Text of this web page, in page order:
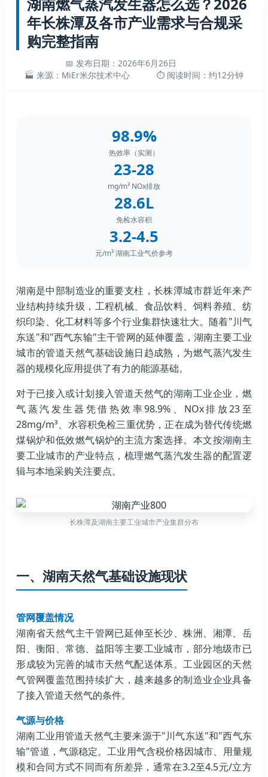
年长株潭及各市产业需求与合规采
购完整指南
📅 发布日期：2026年6月26日
🏭 来源：MiEr米尔技术中心
⏱️ 阅读时间：约12分钟
98.9%
热效率（实测）
23-28
mg/m³ NOx排放
28.6L
免检水容积
3.2-4.5
元/m³ 湖南工业气价参考
湖南是中部制造业的重要支柱，长株潭城市群近年来产
业结构持续升级，工程机械、食品饮料、饲料养殖、纺
织印染、化工材料等多个行业集群快速壮大。随着"川气
东送"和"西气东输"主干管网的延伸覆盖，湖南主要工业
城市的管道天然气基础设施日趋成熟，为燃气蒸汽发生
器的规模化应用提供了有力的能源基础。
对于已接入或计划接入管道天然气的湖南工业企业，燃
气蒸汽发生器凭借热效率98.9%、NOx排放23至
28mg/m³、水容积免检三重优势，正在成为替代传统燃
煤锅炉和低效燃气锅炉的主流方案选择。本文按湖南主
要工业城市的产业特点，梳理燃气蒸汽发生器的配置逻
辑与本地采购关注要点。
长株潭及湖南主要工业城市产业集群分布
一、湖南天然气基础设施现状
管网覆盖情况
湖南省天然气主干管网已延伸至长沙、株洲、湘潭、岳
阳、衡阳、常德、益阳等主要工业城市，部分地级市已
形成较为完善的城市天然气配送体系。工业园区的天然
气管网覆盖范围持续扩大，越来越多的制造业企业具备
了接入管道天然气的条件。
气源与价格
湖南工业用管道天然气主要来源于"川气东送"和"西气东
输"管道，气源稳定。工业用气含税价格因城市、用量规
模和合同方式不同而有所差异，通常在3.2至4.5元/立方